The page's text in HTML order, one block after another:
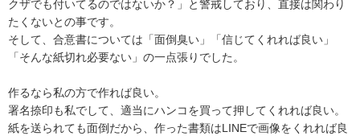
クザでも付いてるのではないか？」と警戒しており、直接は関わり
たくないとの事です。
そして、合意書については「面倒臭い」「信じてくれれば良い」
「そんな紙切れ必要ない」の一点張りでした。
作るなら私の方で作れば良い。
署名捺印も私でして、適当にハンコを買って押してくれれば良い。
紙を送られても面倒だから、作った書類はLINEで画像をくれれば良